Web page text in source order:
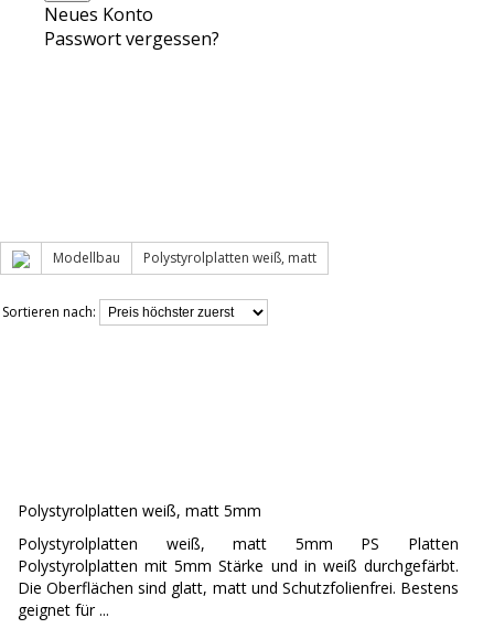
Neues Konto
Passwort vergessen?
Modellbau Polystyrolplatten weiß, matt
Sortieren nach:
Polystyrolplatten weiß, matt 5mm
Polystyrolplatten weiß, matt 5mm PS Platten
Polystyrolplatten mit 5mm Stärke und in weiß durchgefärbt.
Die Oberflächen sind glatt, matt und Schutzfolienfrei. Bestens
geignet für ...